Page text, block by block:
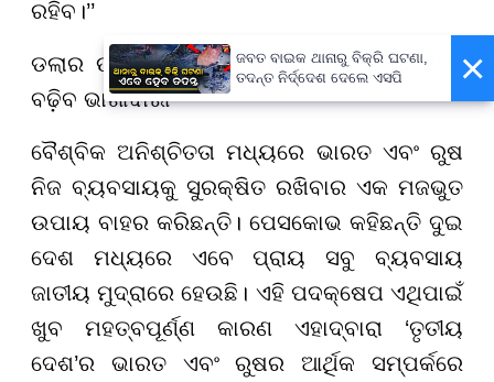
ରହିବ।’’
ଡଲାର ଉପରେ ନିର୍ଭରତା କମିବ, ନିଜ କରେନ୍ସୀରେ
ବଢ଼ିବ ଭାଗୀଦାରୀ
ବୈଶ୍ବିକ ଅନିଶ୍ଚିତତା ମଧ୍ୟରେ ଭାରତ ଏବଂ ରୁଷ
ନିଜ ବ୍ୟବସାୟକୁ ସୁରକ୍ଷିତ ରଖିବାର ଏକ ମଜଭୁତ
ଉପାୟ ବାହର କରିଛନ୍ତି। ପେସକୋଭ କହିଛନ୍ତି ଦୁଇ
ଦେଶ ମଧ୍ୟରେ ଏବେ ପ୍ରାୟ ସବୁ ବ୍ୟବସାୟ
ଜାତୀୟ ମୁଦ୍ରାରେ ହେଉଛି। ଏହି ପଦକ୍ଷେପ ଏଥିପାଇଁ
ଖୁବ ମହତ୍ବପୂର୍ଣ୍ଣ କାରଣ ଏହାଦ୍ବାରା ‘ତୃତୀୟ
ଦେଶ’ର ଭାରତ ଏବଂ ରୁଷର ଆର୍ଥିକ ସମ୍ପର୍କରେ
×
ଜବତ ବାଇକ ଥାନାରୁ ବିକ୍ରି ଘଟଣା,
ତଦନ୍ତ ନିର୍ଦ୍ଦେଶ ଦେଲେ ଏସପି